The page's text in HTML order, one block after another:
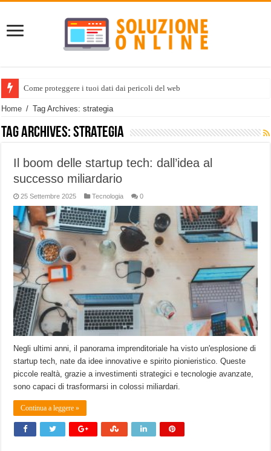
Come proteggere i tuoi dati dai pericoli del web
Home / Tag Archives: strategia
Tag Archives:strategia
Il boom delle startup tech: dall’idea al
successo miliardario
25 Settembre 2025 Tecnologia 0
Negli ultimi anni, il panorama imprenditoriale ha visto un'esplosione di
startup tech, nate da idee innovative e spirito pionieristico. Queste
piccole realtà, grazie a investimenti strategici e tecnologie avanzate,
sono capaci di trasformarsi in colossi miliardari.
Continua a leggere »